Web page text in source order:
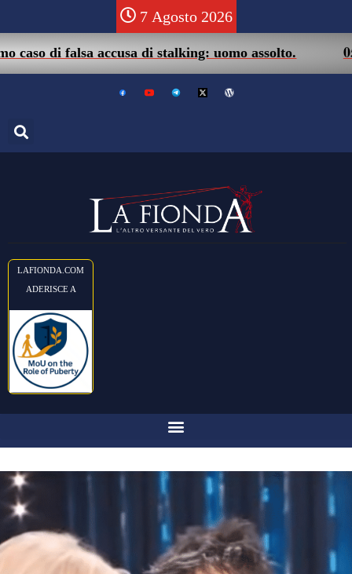
7 Agosto 2026
falsa accusa di stalking: uomo assolto. 05/08 –
LAFIONDA.COM
ADERISCE A